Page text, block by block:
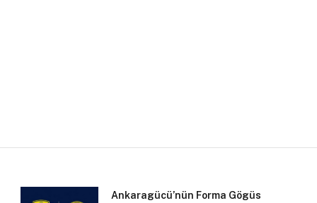
Ankaragücü’nün Forma Gögüs